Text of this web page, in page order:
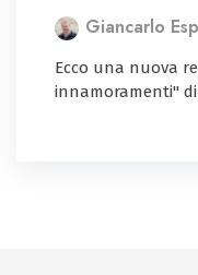
Giancarlo
Ecco una nuova
innamoramenti" di